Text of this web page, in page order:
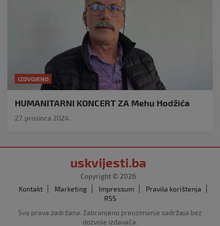
IZDVOJENO
HUMANITARNI KONCERT ZA Mehu Hodžića
27. prosinca 2024.
uskvijesti.ba
Copyright © 2026
Kontakt
Marketing Impressum
Pravila korištenja
RSS
Sva prava zadržana. Zabranjeno preuzimanje sadržaja bez
dozvole izdavača.